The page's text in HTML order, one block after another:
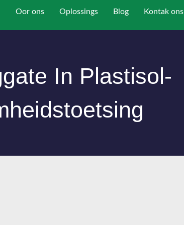
Oor ons Oplossings Blog Kontak ons
In Plastisol-